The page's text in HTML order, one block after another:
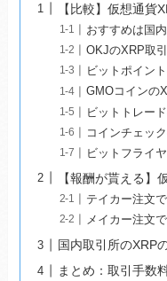
【比較】仮想通貨
おすすめは国
OKJのXRP取
ビットポイン
GMOコインの
ビットトレー
コインチェッ
ビットフライ
【報酬が貰える】
テイカー注文
メイカー注文
国内取引所のXRP
まとめ：取引手数